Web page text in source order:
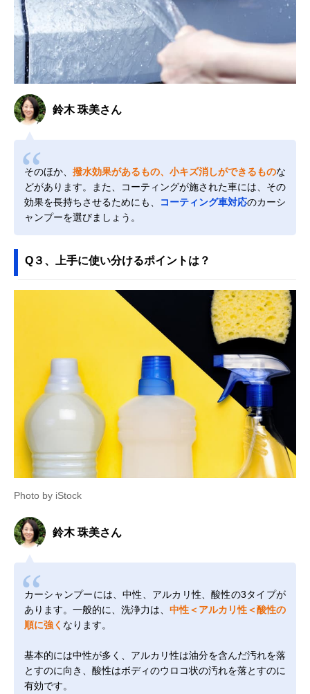
鈴木 珠美さん
そのほか、 撥水効果があるもの、小キズ消しができるものな
どがあります。また、コーティングが施された車には、その
効果を長持ちさせるためにも、
コーティング車対応のカーシ
ャンプーを選びましょう。
Q３、上手に使い分けるポイントは？
Photo by iStock
鈴木 珠美さん
カーシャンプーには、中性、アルカリ性、酸性の3タイプが
あります。一般的に、洗浄力は、 中性＜アルカリ性＜酸性の
順に強く なります。
基本的には中性が多く、アルカリ性は油分を含んだ汚れを落
とすのに向き、酸性はボディのウロコ状の汚れを落とすのに
有効です。